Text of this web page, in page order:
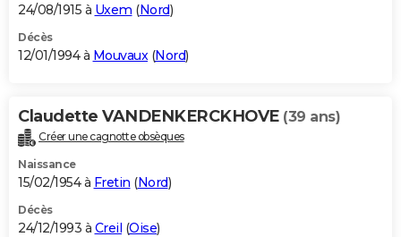
24/08/1915 à Uxem (Nord)
Décès
12/01/1994 à Mouvaux(Nord)
Claudette VANDENKERCKHOVE (39 ans)
Créer une cagnotte obsèques
Naissance
15/02/1954 à Fretin (Nord)
Décès
24/12/1993 à Creil (Oise)